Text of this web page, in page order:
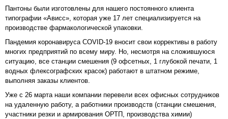
Пантоны были изготовлены для нашего постоянного клиента
типографии «Ависс», которая уже 17 лет специализируется на
производстве фармакологической упаковки.
Пандемия коронавируса COVID-19 вносит свои коррективы в работу
многих предприятий по всему миру. Но, несмотря на сложившуюся
ситуацию, все станции смешения (9 офсетных, 1 глубокой печати, 1
водных флексографских красок) работают в штатном режиме,
выполняя заказы клиентов.
Уже с 26 марта наши компании перевели всех офисных сотрудников
на удаленную работу, а работники производств (станции смешения,
участники резки и армирования ОРТП, производства химии)